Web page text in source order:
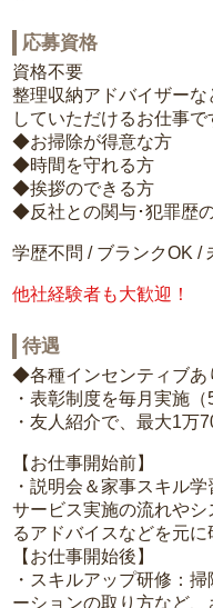
応募資格
資格不要
整理収納アドバイザー
していただけるお仕事で
◆お掃除が得意な方
◆時間を守れる方
◆挨拶のできる方
◆反社との関与･犯罪歴
学歴不問 / ブランクOK /
他社経験者も大歓迎！
待遇
◆各種インセンティブあ
・表彰制度を毎月実施
・友人紹介で、最大1万
【お仕事開始前】
・説明会＆家事スキル学
サービス実施の流れや
るアドバイスなどを元に
【お仕事開始後】
・スキルアップ研修：
ーションの取り方など